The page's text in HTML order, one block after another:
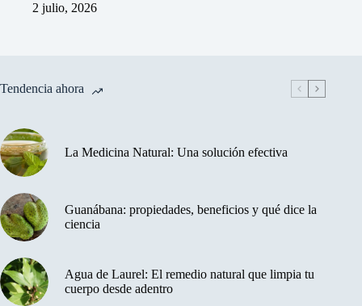
2 julio, 2026
Tendencia ahora
La Medicina Natural: Una solución efectiva
Guanábana: propiedades, beneficios y qué dice la
ciencia
Agua de Laurel: El remedio natural que limpia tu
cuerpo desde adentro